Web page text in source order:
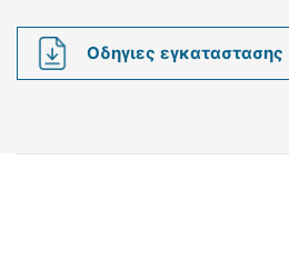
Οδηγιες εγκαταστασης